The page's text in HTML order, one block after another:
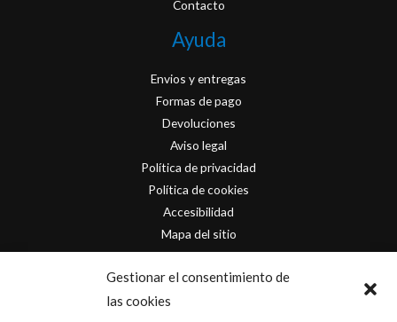
Gestionar el consentimiento de
las cookies
Contacto
Ayuda
Envios y entregas
Formas de pago
Devoluciones
Aviso legal
Política de privacidad
Política de cookies
Accesibilidad
Mapa del sitio
Contacto
info@originofcomics.com